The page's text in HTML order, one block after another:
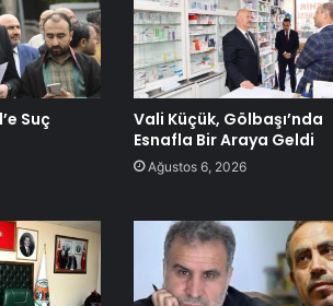
Suç
Vali Küçük, Gölbaşı’nda
Esnafla Bir Araya Geldi
Ağustos 6, 2026